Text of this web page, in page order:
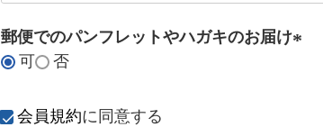
須
郵便でのパンフレットやハガキのお届け
可 否
会員規約に同意する